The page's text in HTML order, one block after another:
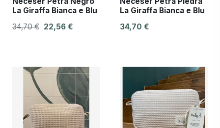
La Giraffa Bianca e Blu
34,70 € 22,56 €
La Giraffa Bianca e Blu
34,70 €